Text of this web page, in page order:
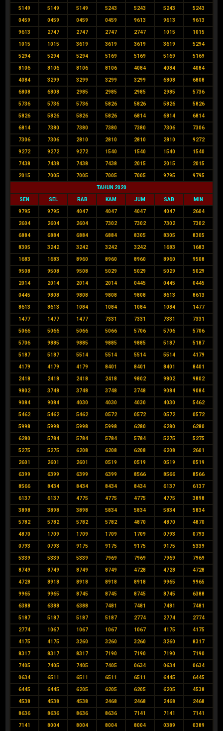
5149 5149 5149 5243 5243 5243 5243
0459 0459 0459 0459 9613 9613 9613
9613 2747 2747 2747 2747 1015 1015
1015 1015 3619 3619 3619 3619 5294
5294 5294 5294 5169 5169 5169 5169
8106 8106 8106 8106 4084 4084 4084
4084 3299 3299 3299 3299 6808 6808
6808 6808 2985 2985 2985 2985 5736
5736 5736 5736 5826 5826 5826 5826
5826 5826 5826 5826 6814 6814 6814
6814 7380 7380 7380 7380 7306 7306
7306 7306 2810 2810 2810 2810 9272
9272 9272 9272 1540 1540 1540 1540
7438 7438 7438 7438 2015 2015 2015
2015 7005 7005 7005 7005 9795 9795
TAHUN 2020
SEN SEL RAB KAM JUM SAB MIN
9795 9795 4047 4047 4047 4047 2604
2604 2604 2604 7302 7302 7302 7302
6884 6884 6884 6884 8305 8305 8305
8305 3242 3242 3242 3242 1683 1683
1683 1683 8960 8960 8960 8960 9508
9508 9508 9508 5029 5029 5029 5029
2014 2014 2014 2014 0445 0445 0445
0445 9808 9808 9808 9808 8613 8613
8613 8613 1084 1084 1084 1084 1477
1477 1477 1477 7331 7331 7331 7331
5066 5066 5066 5066 5706 5706 5706
5706 9885 9885 9885 9885 5187 5187
5187 5187 5514 5514 5514 5514 4179
4179 4179 4179 8401 8401 8401 8401
2418 2418 2418 2418 9802 9802 9802
9802 3748 3748 3748 3748 9084 9084
9084 9084 4030 4030 4030 4030 5462
5462 5462 5462 0572 0572 0572 0572
5998 5998 5998 5998 6280 6280 6280
6280 5784 5784 5784 5784 5275 5275
5275 5275 6208 6208 6208 6208 2601
2601 2601 2601 0519 0519 0519 0519
6399 6399 6399 6399 8566 8566 8566
8566 8434 8434 8434 8434 6137 6137
6137 6137 4775 4775 4775 4775 3898
3898 3898 3898 5834 5834 5834 5834
5782 5782 5782 5782 4870 4870 4870
4870 1709 1709 1709 1709 0793 0793
0793 0793 9175 9175 9175 9175 5339
5339 5339 5339 7969 7969 7969 7969
8749 8749 8749 8749 4728 4728 4728
4728 8918 8918 8918 8918 9965 9965
9965 9965 8745 8745 8745 8745 6388
6388 6388 6388 7481 7481 7481 7481
5187 5187 5187 5187 2774 2774 2774
2774 1067 1067 1067 1067 4175 4175
4175 4175 3260 3260 3260 3260 8317
8317 8317 8317 7190 7190 7190 7190
7405 7405 7405 7405 0634 0634 0634
0634 6511 6511 6511 6511 6445 6445
6445 6445 6205 6205 6205 6205 4538
4538 4538 4538 2468 2468 2468 2468
8636 8636 8636 8636 7141 7141 7141
7141 8004 8004 8004 8004 0389 0389